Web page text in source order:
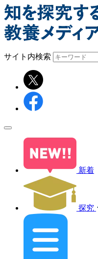
サイト内検索
新着
探究